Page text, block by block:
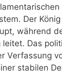
Der
während
leitet. Das
Verfassung
stabilen